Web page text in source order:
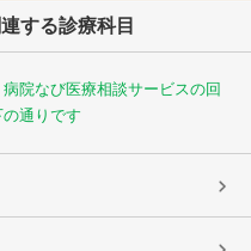
する診療科目
院なび医療相談サービスの回
通りです